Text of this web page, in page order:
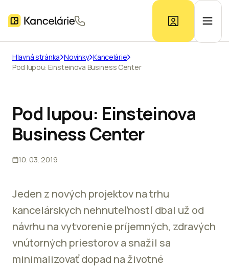
Ponuka kancelárií
Prieskum trhu
Kontakt
Hlavná stránka Novinky Kancelárie
Pod lupou: Einsteinova Business Center
Pod lupou: Einsteinova
Business Center
10. 03. 2019
Jeden z nových projektov na trhu
kancelárskych nehnuteľností dbal už od
návrhu na vytvorenie príjemných, zdravých
vnútorných priestorov a snažil sa
minimalizovať dopad na životné